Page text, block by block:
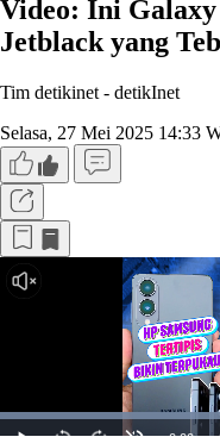
Video: Ini
Jetblack yang
Tim detikinet - detikInet
Selasa, 27 Mei 2025 14:33